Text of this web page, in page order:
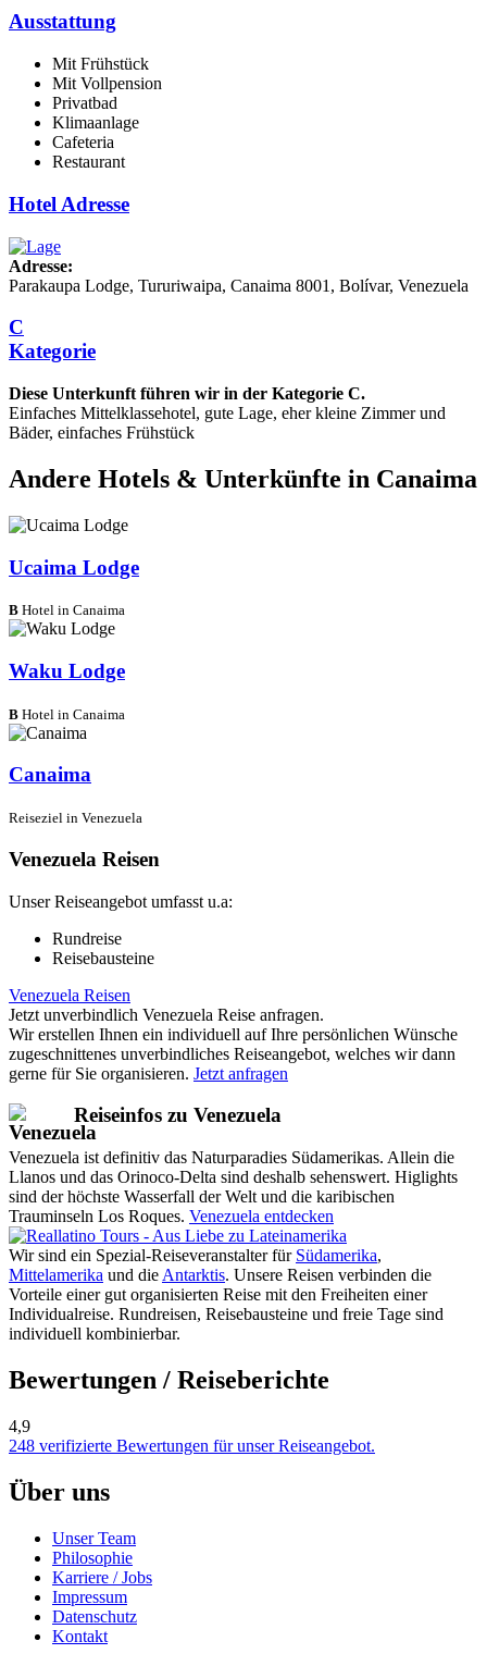
Ausstattung
Mit Frühstück
Mit Vollpension
Privatbad
Klimaanlage
Cafeteria
Restaurant
Hotel Adresse
Adresse:
Parakaupa Lodge, Tururiwaipa, Canaima 8001, Bolívar, Venezuela
C
Kategorie
Diese Unterkunft führen wir in der Kategorie C.
Einfaches Mittelklassehotel, gute Lage, eher kleine Zimmer und
Bäder, einfaches Frühstück
Andere Hotels & Unterkünfte in Canaima
Ucaima Lodge
B Hotel in Canaima
Waku Lodge
B Hotel in Canaima
Canaima
Reiseziel in Venezuela
Venezuela Reisen
Unser Reiseangebot umfasst u.a:
Rundreise
Reisebausteine
Venezuela Reisen
Jetzt unverbindlich Venezuela Reise anfragen.
Wir erstellen Ihnen ein individuell auf Ihre persönlichen Wünsche
zugeschnittenes unverbindliches Reiseangebot, welches wir dann
gerne für Sie organisieren. Jetzt anfragen
Reiseinfos zu Venezuela
Venezuela ist definitiv das Naturparadies Südamerikas. Allein die
Llanos und das Orinoco-Delta sind deshalb sehenswert. Higlights
sind der höchste Wasserfall der Welt und die karibischen
Trauminseln Los Roques. Venezuela entdecken
Wir sind ein Spezial-Reiseveranstalter für Südamerika,
Mittelamerika und die Antarktis. Unsere Reisen verbinden die
Vorteile einer gut organisierten Reise mit den Freiheiten einer
Individualreise. Rundreisen, Reisebausteine und freie Tage sind
individuell kombinierbar.
Bewertungen / Reiseberichte
4,9
248 verifizierte Bewertungen für unser Reiseangebot.
Über uns
Unser Team
Philosophie
Karriere / Jobs
Impressum
Datenschutz
Kontakt